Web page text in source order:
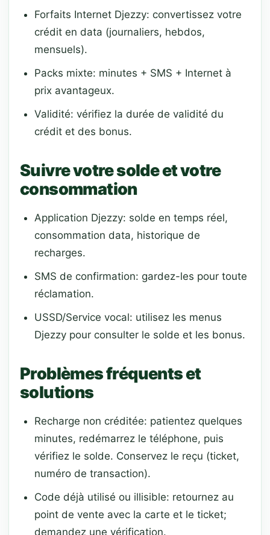
Forfaits Internet Djezzy: convertissez votre
crédit en data (journaliers, hebdos,
mensuels).
Packs mixte: minutes + SMS + Internet à
prix avantageux.
Validité: vérifiez la durée de validité du
crédit et des bonus.
Suivre votre solde et votre
consommation
Application Djezzy: solde en temps réel,
consommation data, historique de
recharges.
SMS de confirmation: gardez-les pour toute
réclamation.
USSD/Service vocal: utilisez les menus
Djezzy pour consulter le solde et les bonus.
Problèmes fréquents et
solutions
Recharge non créditée: patientez quelques
minutes, redémarrez le téléphone, puis
vérifiez le solde. Conservez le reçu (ticket,
numéro de transaction).
Code déjà utilisé ou illisible: retournez au
point de vente avec la carte et le ticket;
demandez une vérification.